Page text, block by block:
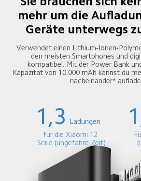
mehr um die
Geräte unterwegs
Verwendet einen Lithium-Ionen-
den meisten Smartphones und
kompatibel. Mit der Power Bank
Kapazität von 10.000 mAh kannst du
nacheinander*
1,3
Ladungen
für die Xiaomi 12
Serie (ungefähre Zeit)